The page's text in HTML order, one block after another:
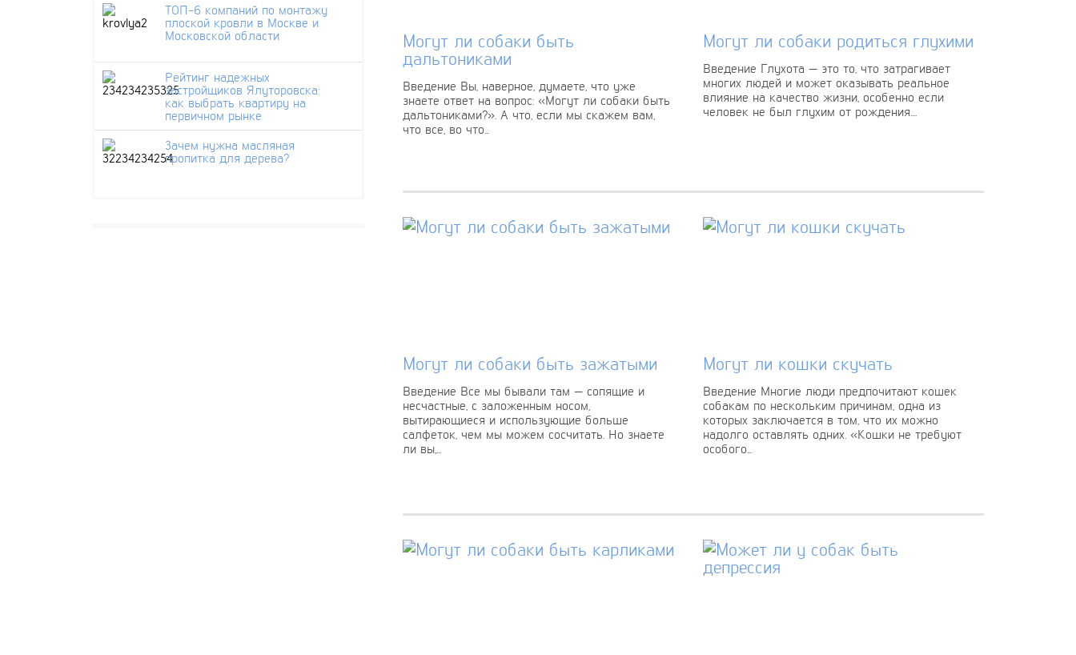
ТОП-6 компаний по монтажу
плоской кровли в Москве и
Московской области
Рейтинг надежных
застройщиков Ялуторовска:
как выбрать квартиру на
первичном рынке
Зачем нужна масляная
пропитка для дерева?
Могут ли собаки быть
дальтониками
Введение Вы, наверное, думаете, что уже
знаете ответ на вопрос: «Могут ли собаки быть
дальтониками?». А что, если мы скажем вам,
что все, во что...
Могут ли собаки родиться глухими
Введение Глухота — это то, что затрагивает
многих людей и может оказывать реальное
влияние на качество жизни, особенно если
человек не был глухим от рождения....
Могут ли собаки быть зажатыми
Введение Все мы бывали там — сопящие и
несчастные, с заложенным носом,
вытирающиеся и использующие больше
салфеток, чем мы можем сосчитать. Но знаете
ли вы,...
Могут ли кошки скучать
Введение Многие люди предпочитают кошек
собакам по нескольким причинам, одна из
которых заключается в том, что их можно
надолго оставлять одних. «Кошки не требуют
особого...